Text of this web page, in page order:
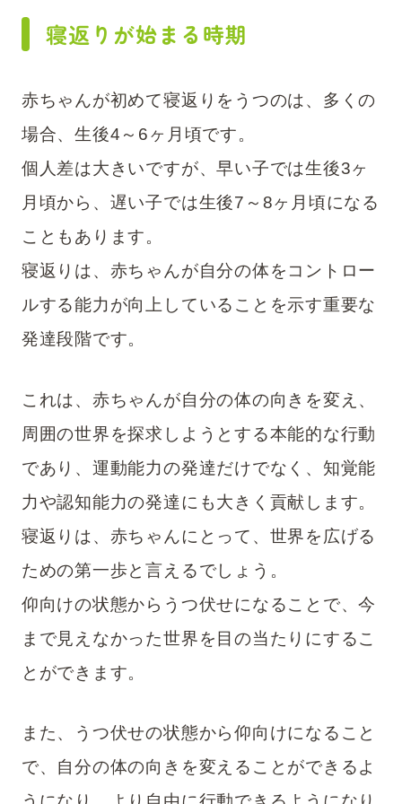
寝返りが始まる時期
赤ちゃんが初めて寝返りをうつのは、多くの
場合、生後4～6ヶ月頃です。
個人差は大きいですが、早い子では生後3ヶ
月頃から、遅い子では生後7～8ヶ月頃になる
こともあります。
寝返りは、赤ちゃんが自分の体をコントロー
ルする能力が向上していることを示す重要な
発達段階です。
これは、赤ちゃんが自分の体の向きを変え、
周囲の世界を探求しようとする本能的な行動
であり、運動能力の発達だけでなく、知覚能
力や認知能力の発達にも大きく貢献します。
寝返りは、赤ちゃんにとって、世界を広げる
ための第一歩と言えるでしょう。
仰向けの状態からうつ伏せになることで、今
まで見えなかった世界を目の当たりにするこ
とができます。
また、うつ伏せの状態から仰向けになること
で、自分の体の向きを変えることができるよ